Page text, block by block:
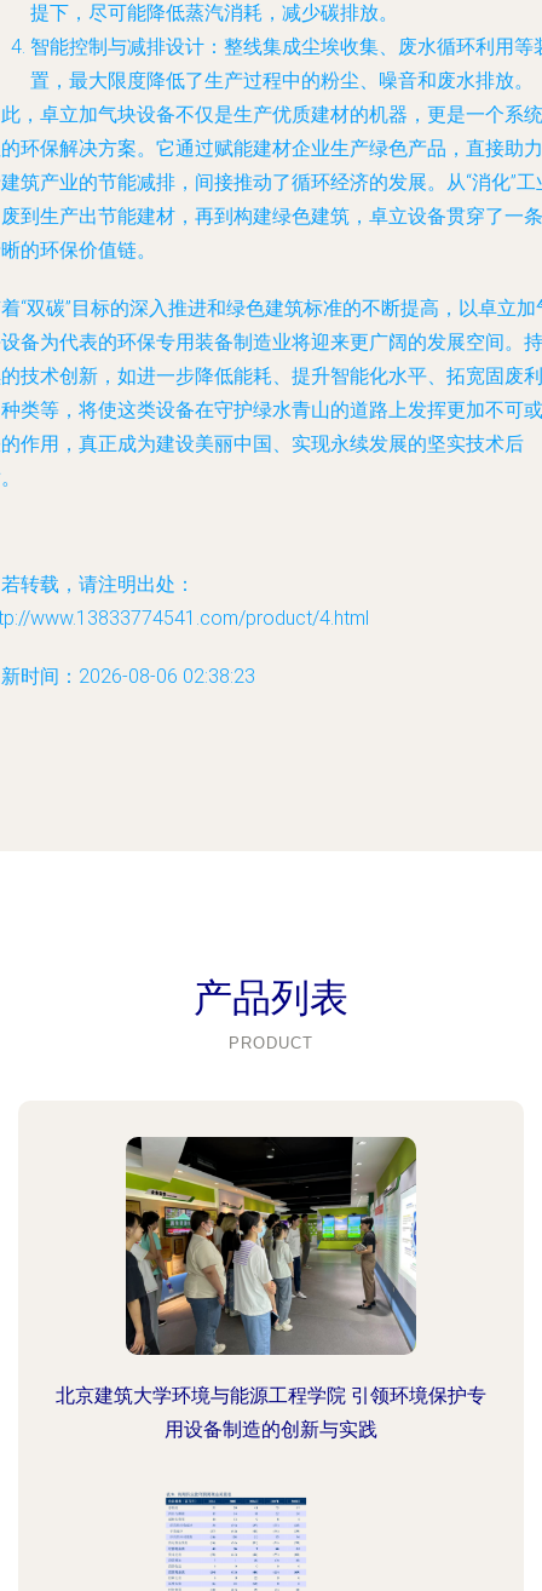
提下，尽可能降低蒸汽消耗，减少碳排放。
智能控制与减排设计 ：整线集成尘埃收集、废水循环利用等
置，最大限度降低了生产过程中的粉尘、噪音和废水排放。
，卓立加气块设备不仅是生产优质建材的机器，更是一个系统
环保解决方案。它通过赋能建材企业生产绿色产品，直接助力
筑产业的节能减排，间接推动了循环经济的发展。从“消化”工
到生产出节能建材，再到构建绿色建筑，卓立设备贯穿了一条
的环保价值链。
“双碳”目标的深入推进和绿色建筑标准的不断提高，以卓立加
备为代表的环保专用装备制造业将迎来更广阔的发展空间。持
技术创新，如进一步降低能耗、提升智能化水平、拓宽固废利
类等，将使这类设备在守护绿水青山的道路上发挥更加不可或
作用，真正成为建设美丽中国、实现永续发展的坚实技术后
转载，请注明出处：
www.13833774541.com/product/4.html
时间：2026-08-06 02:38:23
产品列表
PRODUCT
北京建筑大学环境与能源工程学院 引领环境保护专
用设备制造的创新与实践